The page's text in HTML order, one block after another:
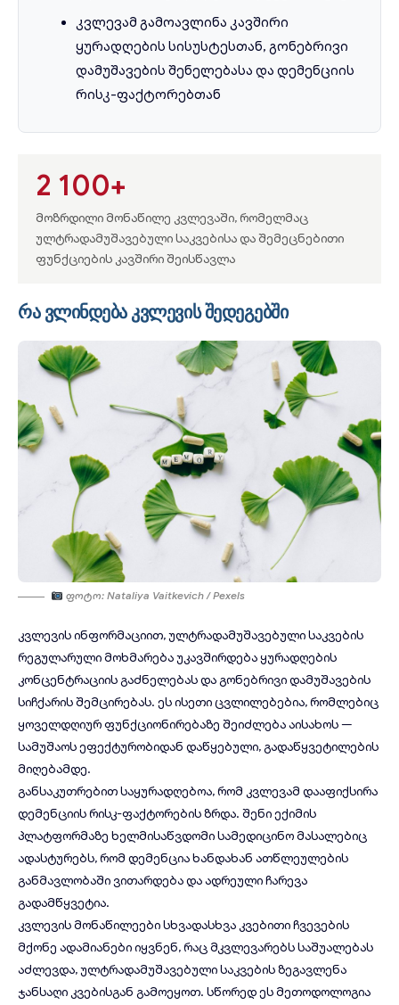
კვლევამ გამოავლინა კავშირი
ყურადღების სისუსტესთან, გონებრივი
დამუშავების შენელებასა და დემენციის
რისკ-ფაქტორებთან
2 100+
მოზრდილი მონაწილე კვლევაში, რომელმაც
ულტრადამუშავებული საკვებისა და შემეცნებითი
ფუნქციების კავშირი შეისწავლა
რა ვლინდება კვლევის შედეგებში
Ფოტო: Nataliya Vaitkevich / Pexels
კვლევის ინფორმაციით, ულტრადამუშავებული საკვების
რეგულარული მოხმარება უკავშირდება ყურადღების
კონცენტრაციის გაძნელებას და გონებრივი დამუშავების
სიჩქარის შემცირებას. ეს ისეთი ცვლილებებია, რომლებიც
ყოველდღიურ ფუნქციონირებაზე შეიძლება აისახოს —
სამუშაოს ეფექტურობიდან დაწყებული, გადაწყვეტილების
მიღებამდე.
განსაკუთრებით საყურადღებოა, რომ კვლევამ დააფიქსირა
დემენციის რისკ-ფაქტორების ზრდა. შენი ექიმის
პლატფორმაზე ხელმისაწვდომი სამედიცინო მასალებიც
ადასტურებს, რომ დემენცია ხანდახან ათწლეულების
განმავლობაში ვითარდება და ადრეული ჩარევა
გადამწყვეტია.
კვლევის მონაწილეები სხვადასხვა კვებითი ჩვევების
მქონე ადამიანები იყვნენ, რაც მკვლევარებს საშუალებას
აძლევდა, ულტრადამუშავებული საკვების ზეგავლენა
ჯანსაღი კვებისგან გამოეყოთ. სწორედ ეს მეთოდოლოგია